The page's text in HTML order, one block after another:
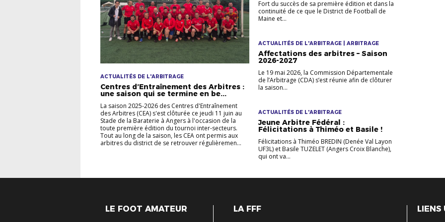
ACTUALITÉS DE L'ARBITRAGE
Centres d’Entraînement des Arbitres :
une saison qui se termine en be...
La saison 2025-2026 des Centres d'Entraînement
des Arbitres (CEA) s'est clôturée ce jeudi 11 juin au
Stade de la Baraterie à Angers à l'occasion de la
toute première édition du tournoi inter-secteurs.
Tout au long de la saison, les CEA ont permis aux
arbitres du district de se retrouver régulièremen...
Fort du succès de sa première édition et dans la
continuité de ce que le District de Football de
Maine et...
ACTUALITÉS DE L'ARBITRAGE | ARBITRAGE
Affectations des arbitres – Saison
2026-2027
Le 19 mai 2026, la Commission Départementale
de l’Arbitrage (CDA) s’est réunie afin de clôturer
la saison...
ACTUALITÉS DE L'ARBITRAGE
Jeune Arbitre Fédéral :
Félicitations à Thiméo et Basile !
Félicitations à Thiméo BREDIN (Denée Val Layon
UF3L) et Basile TUZELET (Angers Croix Blanche),
qui ont va...
LE FOOT AMATEUR
LA FFF LIENS